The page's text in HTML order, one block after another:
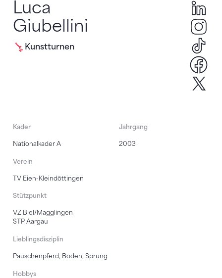
Luca
Giubellini
Kunstturnen
Kader
Nationalkader A
Jahrgang
2003
Verein
TV Eien-Kleindöttingen
Stützpunkt
VZ Biel/Magglingen
STP Aargau
Lieblingsdisziplin
Pauschenpferd, Boden, Sprung
Hobbys